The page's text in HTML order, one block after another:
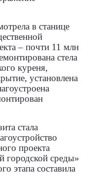
в станице
– почти 11 млн
стела
куреня,
установлена
стала
проекта
городской среды»
этапа составила